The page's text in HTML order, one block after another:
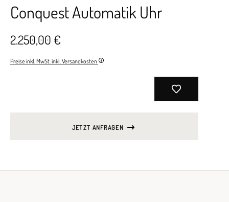
Conquest Automatik Uhr
2.250,00 €
Preise inkl. MwSt. inkl. Versandkosten
JETZT ANFRAGEN